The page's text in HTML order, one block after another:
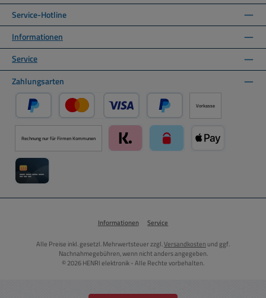
Service-Hotline
Informationen
Service
Zahlungsarten
PayPal Kredit- oder Debitkarte über PayPal
Später Bezahlen über PayPal
Vorkasse
Rechnung nur für Firmen Kommunen
Informationen Service
Alle Preise inkl. gesetzl. Mehrwertsteuer zzgl.Versandkosten und ggf.
Nachnahmegebühren, wenn nicht anders angegeben.
© 2026 HENRI elektronik - Alle Rechte vorbehalten.